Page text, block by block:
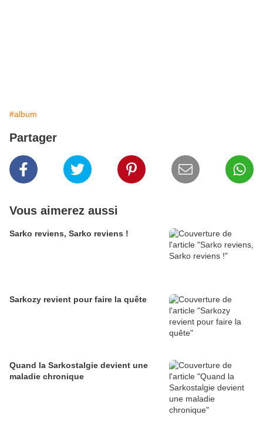
#album
Partager
Vous aimerez aussi
Sarko reviens, Sarko reviens !
Sarkozy revient pour faire la quête
Quand la Sarkostalgie devient une
maladie chronique